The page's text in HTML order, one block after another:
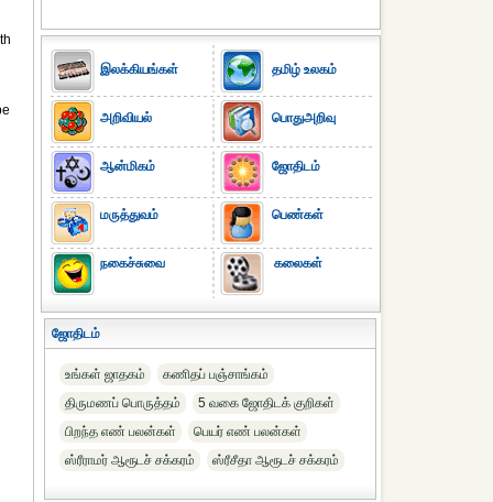
இலக்கியங்கள்
அறிவியல்
ஆன்மிகம்
மருத்துவம்
நகைச்சுவை
தமிழ் உலகம்
பொதுஅறிவு
ஜோதிடம்
பெண்கள்
கலைகள்
ஜோதிடம்
உங்கள் ஜாதகம்
கணிதப் பஞ்சாங்கம்
திருமணப் பொருத்தம்
5 வகை ஜோதிடக் குறிகள்
பிறந்த எண் பலன்கள்
பெயர் எண் பலன்கள்
ஸ்ரீராமர் ஆரூடச் சக்கரம்
ஸ்ரீசீதா ஆரூடச் சக்கரம்